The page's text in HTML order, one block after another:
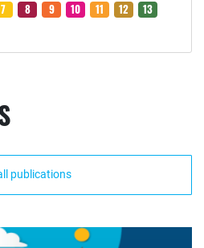
7 8 9 10 11 12
13
publications